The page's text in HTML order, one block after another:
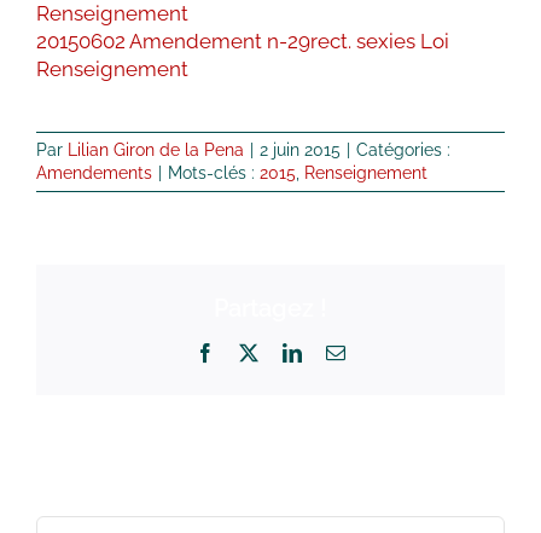
Renseignement
20150602 Amendement n-29rect. sexies Loi
Renseignement
Par Lilian Giron de la Pena 2 juin 2015
Catégories :
Amendements
Mots-clés : 2015 Renseignement
Facebook LinkedInEmail